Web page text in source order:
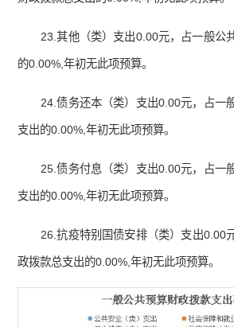
23.其他（类）支出0.00元，占一般公
的0.00%,年初无此项预算。
24.债务还本（类）支出0.00元，占一
支出的0.00%,年初无此项预算。
25.债务付息（类）支出0.00元，占一
支出的0.00%,年初无此项预算。
26.抗疫特别国债安排（类）支出0.00
政拨款总支出的0.00%,年初无此项预算。